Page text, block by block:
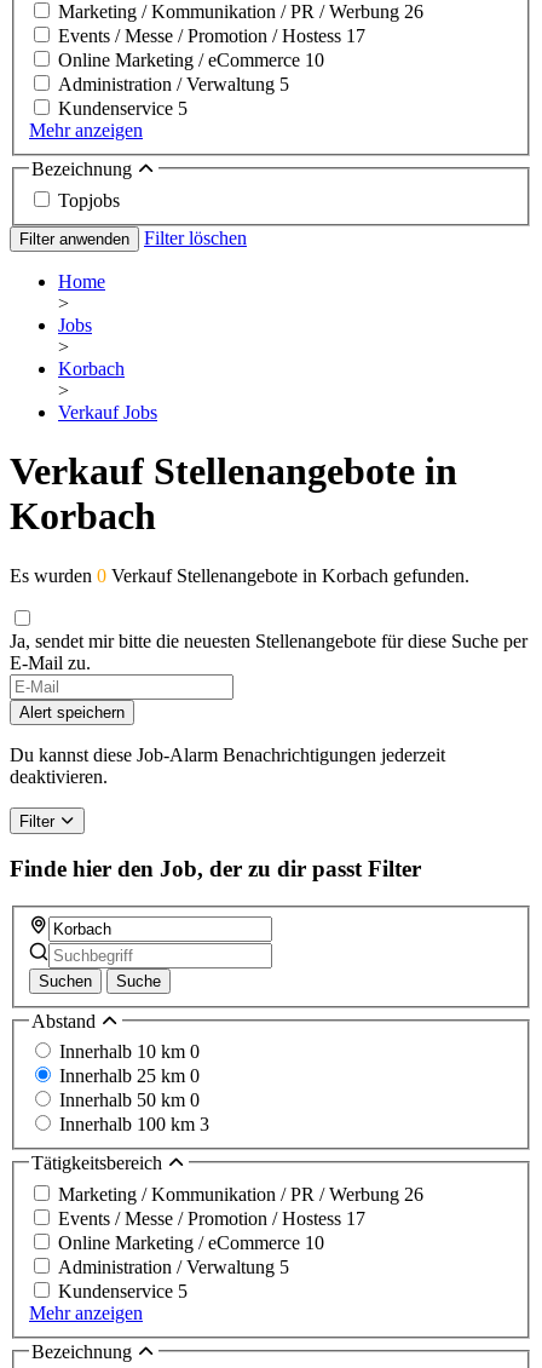
Marketing / Kommunikation / PR / Werbung 26
Events / Messe / Promotion / Hostess 17
Online Marketing / eCommerce 10
Administration / Verwaltung 5
Kundenservice 5
Mehr anzeigen
Bezeichnung
Topjobs
Filter anwenden Filter löschen
Home
>
Jobs
>
Korbach
>
Verkauf Jobs
Verkauf Stellenangebote in
Korbach
Es wurden 0 Verkauf Stellenangebote in Korbach gefunden.
Ja, sendet mir bitte die neuesten Stellenangebote für diese Suche per
E-Mail zu.
Alert speichern
Du kannst diese Job-Alarm Benachrichtigungen jederzeit
deaktivieren.
Filter
Finde hier den Job, der zu dir passt Filter
Suchen Suche
Abstand
Innerhalb 10 km 0
Innerhalb 25 km 0
Innerhalb 50 km 0
Innerhalb 100 km 3
Tätigkeitsbereich
Marketing / Kommunikation / PR / Werbung 26
Events / Messe / Promotion / Hostess 17
Online Marketing / eCommerce 10
Administration / Verwaltung 5
Kundenservice 5
Mehr anzeigen
Bezeichnung